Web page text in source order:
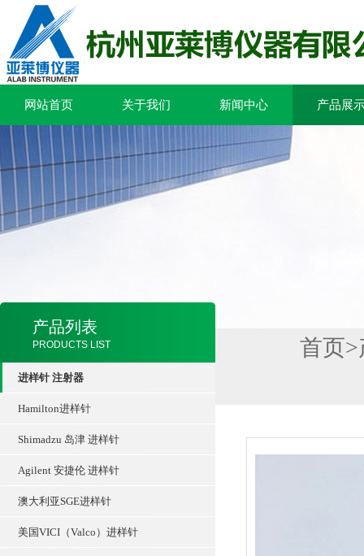
网站首页 关于我们 新闻中心 产品展
产品列表
PRODUCTS LIST
进样针 注射器
Hamilton进样针
Shimadzu 岛津 进样针
Agilent 安捷伦 进样针
澳大利亚SGE进样针
美国VICI（Valco）进样针
首页>